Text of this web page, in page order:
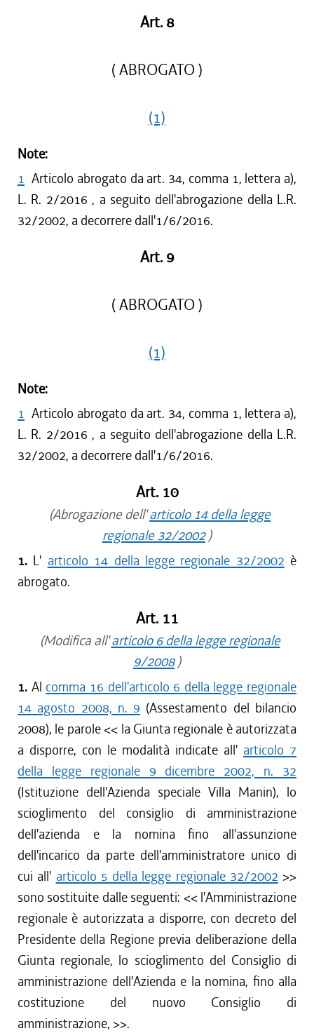
Art. 8
( ABROGATO )
(1)
Note:
1 Articolo abrogato da art. 34, comma 1, lettera a),
L. R. 2/2016 , a seguito dell'abrogazione della L.R.
32/2002, a decorrere dall'1/6/2016.
Art. 9
( ABROGATO )
(1)
Note:
1 Articolo abrogato da art. 34, comma 1, lettera a),
L. R. 2/2016 , a seguito dell'abrogazione della L.R.
32/2002, a decorrere dall'1/6/2016.
Art. 10
(Abrogazione dell'articolo 14 della legge
regionale 32/2002)
1. L' articolo 14 della legge regionale 32/2002 è
abrogato.
Art. 11
(Modifica all'articolo 6 della legge regionale
9/2008)
1. Al comma 16 dell'articolo 6 della legge regionale
14 agosto 2008, n. 9 (Assestamento del bilancio
2008), le parole << la Giunta regionale è autorizzata
a disporre, con le modalità indicate all' articolo 7
della legge regionale 9 dicembre 2002, n. 32
(Istituzione dell'Azienda speciale Villa Manin), lo
scioglimento del consiglio di amministrazione
dell'azienda e la nomina fino all'assunzione
dell'incarico da parte dell'amministratore unico di
cui all' articolo 5 della legge regionale 32/2002 >>
sono sostituite dalle seguenti: << l'Amministrazione
regionale è autorizzata a disporre, con decreto del
Presidente della Regione previa deliberazione della
Giunta regionale, lo scioglimento del Consiglio di
amministrazione dell'Azienda e la nomina, fino alla
costituzione del nuovo Consiglio di
amministrazione, >>.